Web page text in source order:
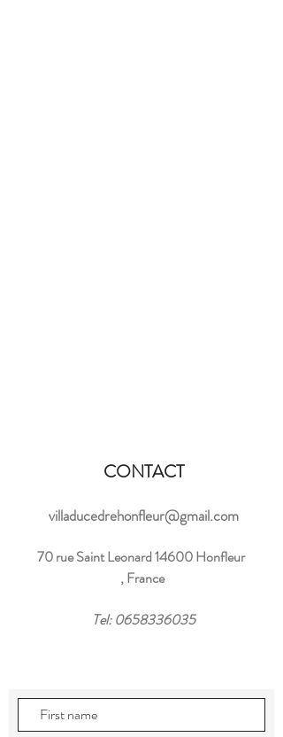
CONTACT
villaducedrehonfleur@gmail.com
70 rue Saint Leonard 14600 Honfleur
, France
Tel:0658336035